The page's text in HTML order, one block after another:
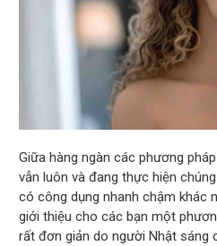
Giữa hàng ngàn các phương
vẫn luôn và đang thực hiện
có công dụng nhanh chậm khác
giới thiệu cho các bạn một
rất đơn giản do người Nhật sáng